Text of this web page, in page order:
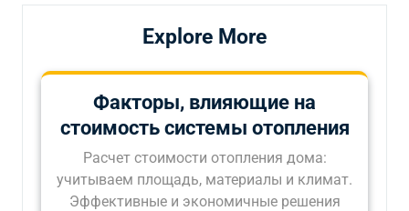
Explore More
Факторы, влияющие на
стоимость системы отопления
Расчет стоимости отопления дома:
учитываем площадь, материалы и климат.
Эффективные и экономичные решения